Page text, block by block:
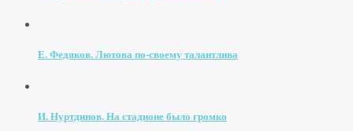
Е. Федяков. Лютова по-своему талантлива
И. Нуртдинов. На стадионе было громко